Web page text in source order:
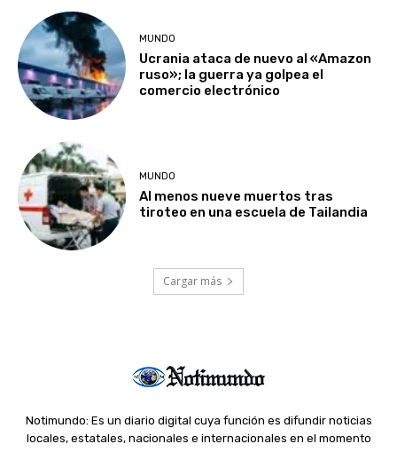
MUNDO
Ucrania ataca de nuevo al «Amazon
ruso»; la guerra ya golpea el
comercio electrónico
MUNDO
Al menos nueve muertos tras
tiroteo en una escuela de Tailandia
Cargar más
Notimundo: Es un diario digital cuya función es difundir noticias
locales, estatales, nacionales e internacionales en el momento